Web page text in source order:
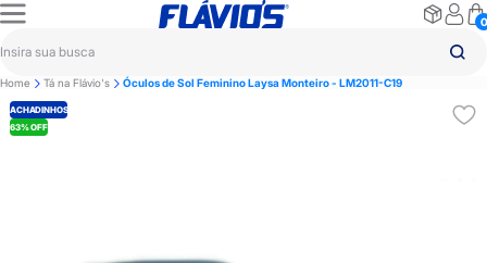
0
Home Tá na Flávio's Óculos de Sol Feminino Laysa Monteiro - LM2011-C19
63% OFF
ACHADINHOS